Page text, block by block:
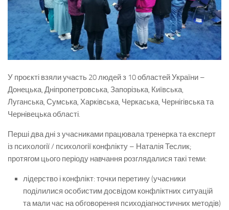
У проєкті взяли участь 20 людей з 10 областей України –
Донецька, Дніпропетровська, Запорізька, Київська,
Луганська, Сумська, Харківська, Черкаська, Чернігівська та
Чернівецька області.
Перші два дні з учасниками працювала тренерка та експерт
із психології / психології конфлікту – Наталія Теслик;
протягом цього періоду навчання розглядалися такі теми:
лідерство і конфлікт: точки перетину (учасники
поділилися особистим досвідом конфліктних ситуацій
та мали час на обговорення психодіагностичних методів)